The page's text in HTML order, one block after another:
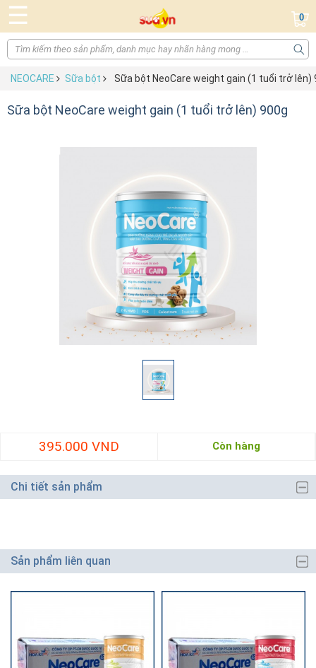
☰ 0
NEOCARE Sữa bột Sữa bột NeoCare weight gain (1 tuổi trở lên)
Sữa bột NeoCare weight gain (1 tuổi trở lên) 900g
395.000 VND Còn hàng
Chi tiết sản phẩm
Sản phẩm liên quan